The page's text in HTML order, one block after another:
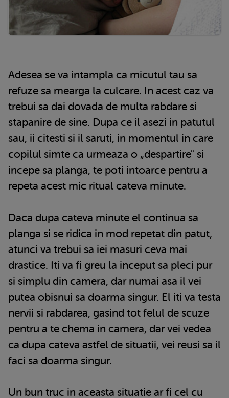
Adesea se va intampla ca micutul tau sa
refuze sa mearga la culcare. In acest caz va
trebui sa dai dovada de multa rabdare si
stapanire de sine. Dupa ce il asezi in patutul
sau, ii citesti si il saruti, in momentul in care
copilul simte ca urmeaza o „despartire" si
incepe sa planga, te poti intoarce pentru a
repeta acest mic ritual cateva minute.
Daca dupa cateva minute el continua sa
planga si se ridica in mod repetat din patut,
atunci va trebui sa iei masuri ceva mai
drastice. Iti va fi greu la inceput sa pleci pur
si simplu din camera, dar numai asa il vei
putea obisnui sa doarma singur. El iti va testa
nervii si rabdarea, gasind tot felul de scuze
pentru a te chema in camera, dar vei vedea
ca dupa cateva astfel de situatii, vei reusi sa il
faci sa doarma singur.
Un bun truc in aceasta situatie ar fi cel cu